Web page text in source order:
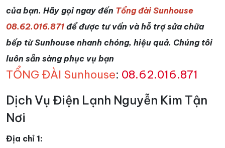
của bạn. Hãy gọi ngay đến Tổng đài Sunhouse
08.62.016.871 để được tư vấn và hỗ trợ sửa chữa
bếp từ Sunhouse nhanh chóng, hiệu quả. Chúng tôi
luôn sẵn sàng phục vụ bạn
TỔNG ĐÀI Sunhouse: 08.62.016.871
Dịch Vụ Điện Lạnh Nguyễn Kim Tận
Nơi
Địa chỉ 1: